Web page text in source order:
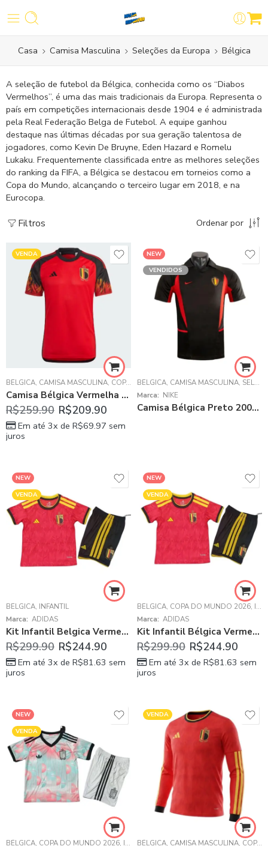
Casa Camisa Masculina Seleções da Europa Bélgica
A seleção de futebol da Bélgica, conhecida como os “Diabos
Vermelhos”, é uma das mais tradicionais da Europa. Representa o
país em competições internacionais desde 1904 e é administrada
pela Real Federação Belga de Futebol. A equipe ganhou
destaque nas últimas décadas por sua geração talentosa de
jogadores, como Kevin De Bruyne, Eden Hazard e Romelu
Lukaku. Frequentemente classificada entre as melhores seleções
do ranking da FIFA, a Bélgica se destacou em torneios como a
Copa do Mundo, alcançando o terceiro lugar em 2018, e na
Eurocopa.
Filtros Ordenar por
VENDA
BÉLGICA, CAMISA MASCULINA, COPA DO MUNDO 2022
Camisa Bélgica Vermelha Copa do Mundo Masculina Home 2022
R$259.90 R$209.90
Em até 3x de R$69.97 sem
juros
NEW
VENDIDOS
BÉLGICA, CAMISA MASCULINA, SELEÇÕES DA EUROPA
Marca: NIKE
Camisa Bélgica Preto 2000/02 Away Masculino Retrô
NEW
VENDA
BÉLGICA, INFANTIL
Marca: ADIDAS
Kit Infantil Belgica Vermelho Copa 2026/27 Home I Unissex
R$299.90 R$244.90
Em até 3x de R$81.63 sem
juros
NEW
VENDA
BÉLGICA, COPA DO MUNDO 2026, INFANTIL
Marca: ADIDAS
Kit Infantil Bélgica Vermelha 2026/27 Home I Unissex
R$299.90 R$244.90
Em até 3x de R$81.63 sem
juros
NEW
VENDA
BÉLGICA, COPA DO MUNDO 2026, INFANTIL
VENDA
BÉLGICA, CAMISA MASCULINA, COPA DO MUNDO 2026